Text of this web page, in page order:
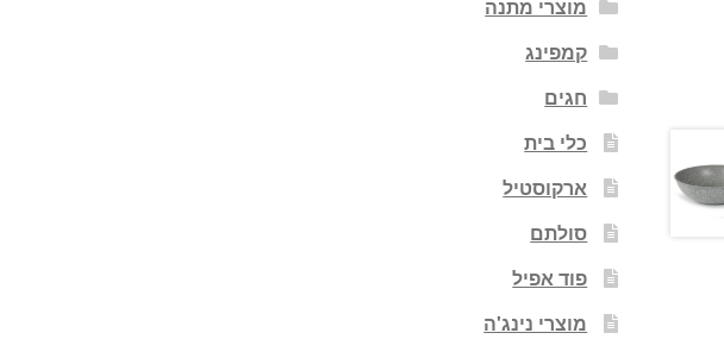
מוצרי מתנה
קמפינג
חגים
כלי בית
ארקוסטיל
סולתם
פוד אפיל
מוצרי נינג'ה